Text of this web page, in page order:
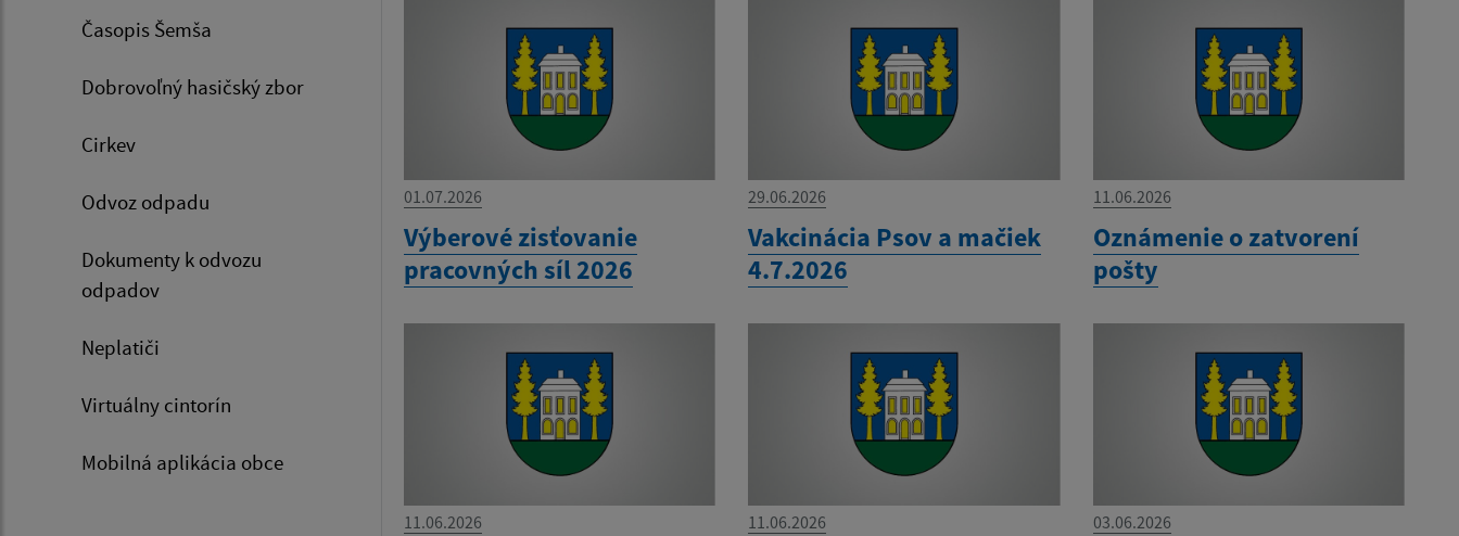
Časopis Šemša
Dobrovoľný hasičský zbor
Cirkev
Odvoz odpadu
Dokumenty k odvozu
odpadov
Neplatiči
Virtuálny cintorín
Mobilná aplikácia obce
01.07.2026
Výberové zisťovanie
pracovných síl 2026
29.06.2026
Vakcinácia Psov a mačiek
4.7.2026
11.06.2026
Oznámenie o zatvorení
pošty
11.06.2026 11.06.2026 03.06.2026